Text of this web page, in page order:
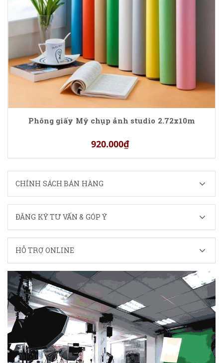
Phông giấy Mỹ chụp ảnh studio 2.72x10m
920.000₫
CHÍNH SÁCH BÁN HÀNG
ĐĂNG KÝ TƯ VẤN & GÓP Ý
HỖ TRỢ ONLINE